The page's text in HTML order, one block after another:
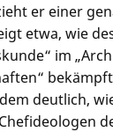
er einer
etwa, wie
im
deutlich,